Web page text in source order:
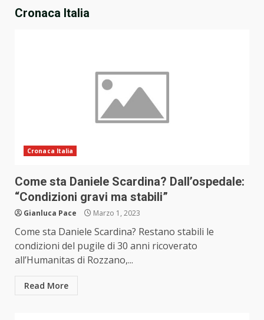
Cronaca Italia
Cronaca Italia
Come sta Daniele Scardina? Dall’ospedale:
“Condizioni gravi ma stabili”
Gianluca Pace Marzo 1, 2023
Come sta Daniele Scardina? Restano stabili le
condizioni del pugile di 30 anni ricoverato
all’Humanitas di Rozzano,...
Read More